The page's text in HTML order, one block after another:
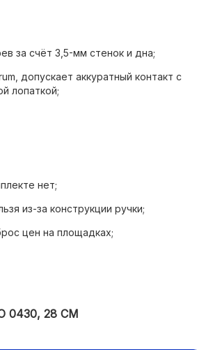
за счёт 3,5-мм стенок и дна;
допускает аккуратный контакт с
лопаткой;
ручка из стали с силиконом.
нет;
из-за конструкции ручки;
цен на площадках;
перегрев и аэрозольные масла.
0430, 28 СМ